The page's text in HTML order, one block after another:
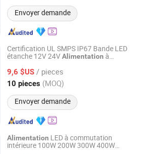
Envoyer demande
Certification UL SMPS IP67 Bande LED
étanche 12V 24VAlimentation à
Acto
9,6 $US / pieces
10 pieces (MOQ)
Envoyer demande
Depuis 2014
Alimentation LED à commutation
intérieure 100W 200W 300W 400W